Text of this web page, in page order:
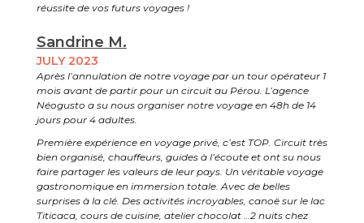
réussite de vos futurs voyages !
Sandrine M.
JULY 2023
Après l’annulation de notre voyage par un tour opérateur 1
mois avant de partir pour un circuit au Pérou. L’agence
Néogusto a su nous organiser notre voyage en 48h de 14
jours pour 4 adultes.
Première expérience en voyage privé, c’est TOP. Circuit très
bien organisé, chauffeurs, guides à l’écoute et ont su nous
faire partager les valeurs de leur pays. Un véritable voyage
gastronomique en immersion totale. Avec de belles
surprises à la clé. Des activités incroyables, canoë sur le lac
Titicaca, cours de cuisine, atelier chocolat …2 nuits chez